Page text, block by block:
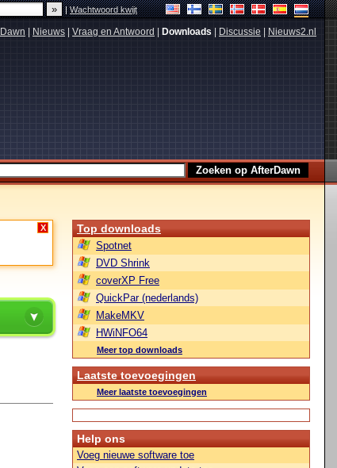
|Wachtwoord kwijt
Nieuws Vraag en Antwoord Downloads Discussie Nieuws2.nl
X Top downloads
Spotnet
DVD Shrink
coverXP Free
QuickPar (nederlands)
MakeMKV
HWiNFO64
Meer top downloads
Laatste toevoegingen
Meer laatste toevoegingen
Help ons
Voeg nieuwe software toe